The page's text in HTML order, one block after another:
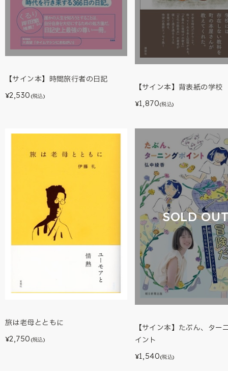
【サイン本】時間旅行者の日記
¥2,530 (税込)
【サイン本】背表紙の学校
¥1,870(税込)
旅は老母とともに
¥2,750 (税込)
SOLD
【サイン本】たぶん、ター
イント
¥1,540(税込)